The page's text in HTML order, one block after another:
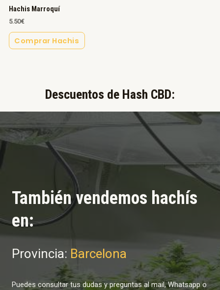
Hachis Marroquí
5.50€
Comprar Hachis
Descuentos de Hash CBD:​
También vendemos hachís
en:
Provincia: Barcelona
Puedes consultar tus dudas y preguntas al mail, Whatsapp o